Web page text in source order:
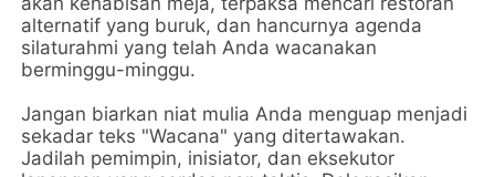
alternatif yang buruk, dan hancurnya agenda
silaturahmi yang telah Anda wacanakan
berminggu-minggu.
Jangan biarkan niat mulia Anda menguap menjadi
sekadar teks "Wacana" yang ditertawakan.
Jadilah pemimpin, inisiator, dan eksekutor